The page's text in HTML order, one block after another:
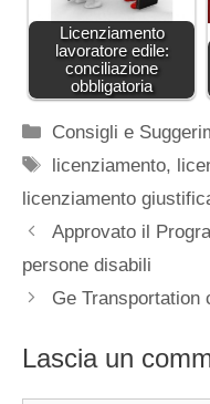
Licenziamento
lavoratore edile:
conciliazione
obbligatoria
Categorie
Consigli e
Tag
licenziamento,
licenziamento
Approvato il
persone disabili
Ge Transportation
Lascia un